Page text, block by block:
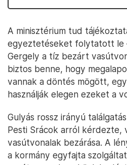
A minisztérium tud
egyeztetéseket folytatott le
Gergely a tíz bezárt
biztos benne, hogy
vannak a döntés mögött,
használják elegen ezeket a
Gulyás rossz irányú
Pesti Srácok arról kérdezte,
vasútvonalak bezárása. A
a kormány egyfajta